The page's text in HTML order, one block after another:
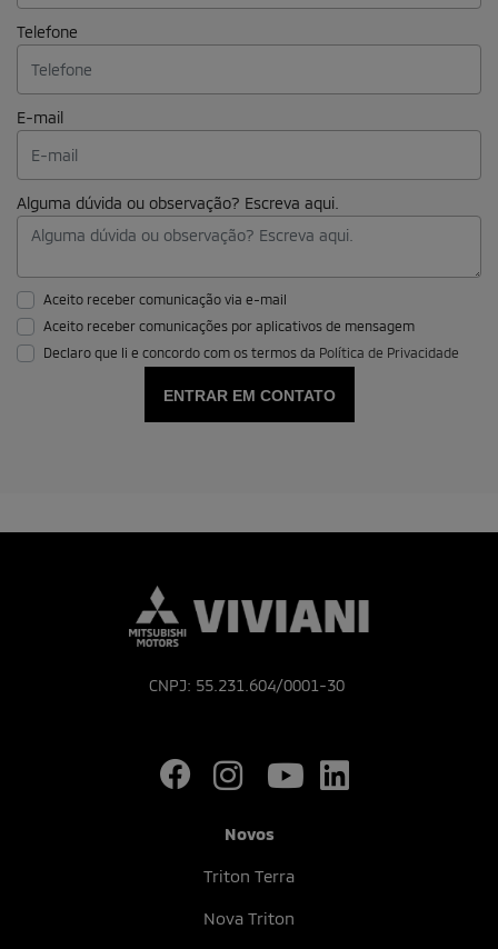
Telefone
E-mail
Alguma dúvida ou observação? Escreva aqui.
Aceito receber comunicação via e-mail
Aceito receber comunicações por aplicativos de mensagem
Declaro que li e concordo com os termos da Política de Privacidade
ENTRAR EM CONTATO
CNPJ: 55.231.604/0001-30
Novos
Triton Terra
Nova Triton